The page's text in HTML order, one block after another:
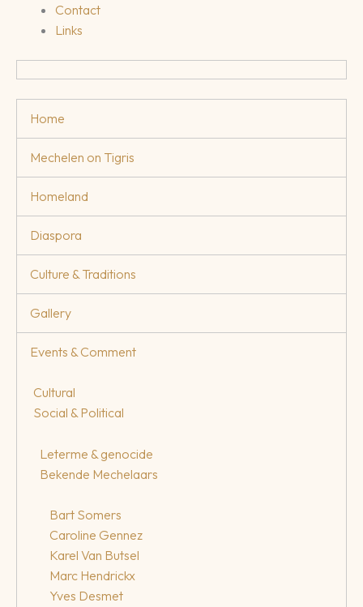
Contact
Links
Home
Mechelen on Tigris
Homeland
Diaspora
Culture & Traditions
Gallery
Events & Comment
Cultural
Social & Political
Leterme & genocide
Bekende Mechelaars
Bart Somers
Caroline Gennez
Karel Van Butsel
Marc Hendrickx
Yves Desmet